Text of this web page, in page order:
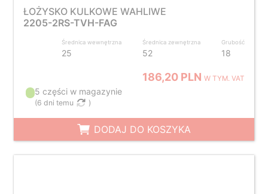
ŁOŻYSKO KULKOWE WAHLIWE
2205-2RS-TVH-FAG
Średnica wewnętrzna
25
Średnica zewnętrzna
52
Grubość
18
186,20 PLNW TYM. VAT
5 części w magazynie
(6 dni temu )
DODAJ DO KOSZYKA